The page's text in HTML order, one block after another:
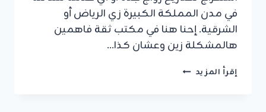
في مدن المملكة الكبيرة زي الرياض أو
الشرقية. إحنا هنا في مكتب ثقة فاهمين
هالمشكلة زين وعشان كذا…
إقرأ المزيد استخراج